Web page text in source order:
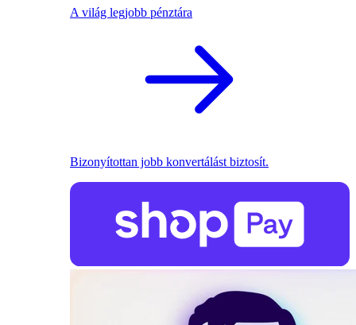
A világ legjobb pénztára
Bizonyítottan jobb konvertálást biztosít.